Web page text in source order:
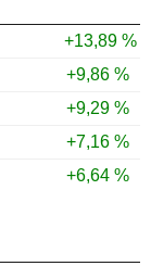
+13,89 %
+9,86 %
+9,29 %
+7,16 %
+6,64 %